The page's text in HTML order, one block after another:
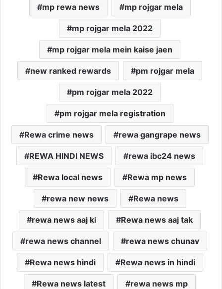
mp rewa news mp rojgar mela
mp rojgar mela 2022
mp rojgar mela mein kaise jaen
new ranked rewards pm rojgar mela
pm rojgar mela 2022
pm rojgar mela registration
Rewa crime news rewa gangrape news
REWA HINDI NEWS rewa ibc24 news
Rewa local news Rewa mp news
rewa new news Rewa news
rewa news aaj ki Rewa news aaj tak
rewa news channel rewa news chunav
Rewa news hindi Rewa news in hindi
Rewa news latest rewa news mp